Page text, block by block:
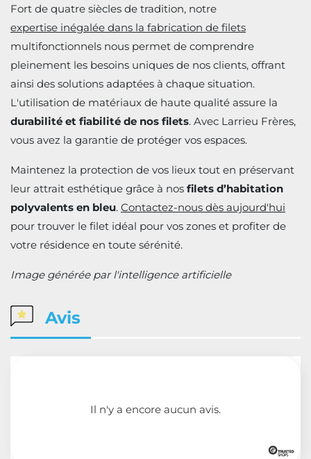
Fort de quatre siècles de tradition, notre
expertise inégalée dans la fabrication de filets
multifonctionnels nous permet de comprendre
pleinement les besoins uniques de nos clients, offrant
ainsi des solutions adaptées à chaque situation.
L'utilisation de matériaux de haute qualité assure la
durabilité et fiabilité de nos filets. Avec Larrieu Frères,
vous avez la garantie de protéger vos espaces.
Maintenez la protection de vos lieux tout en préservant
leur attrait esthétique grâce à nos filets d’habitation
polyvalents en bleu. Contactez-nous dès aujourd'hui
pour trouver le filet idéal pour vos zones et profiter de
votre résidence en toute sérénité.
Image générée par l'intelligence artificielle
Avis
Il n'y a encore aucun avis.